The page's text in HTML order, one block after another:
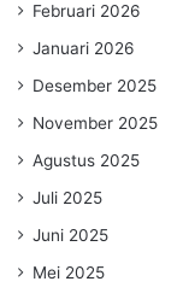
Februari 2026
Januari 2026
Desember 2025
November 2025
Agustus 2025
Juli 2025
Juni 2025
Mei 2025